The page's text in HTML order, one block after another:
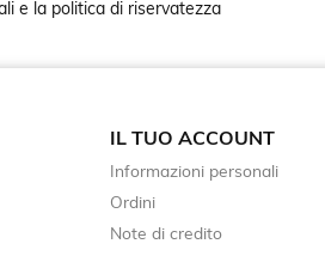
e la politica di riservatezza
IL TUO ACCOUNT
Informazioni personali
Ordini
Note di credito